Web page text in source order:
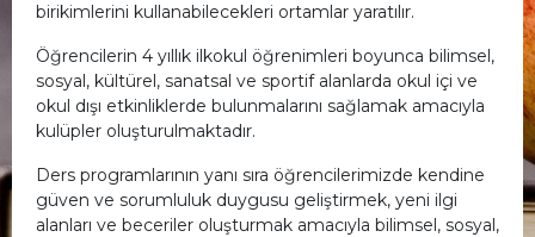
birikimlerini kullanabilecekleri ortamlar yaratılır.
Öğrencilerin 4 yıllık ilkokul öğrenimleri boyunca bilimsel,
sosyal, kültürel, sanatsal ve sportif alanlarda okul içi ve
okul dışı etkinliklerde bulunmalarını sağlamak amacıyla
kulüpler oluşturulmaktadır.
Ders programlarının yanı sıra öğrencilerimizde kendine
güven ve sorumluluk duygusu geliştirmek, yeni ilgi
alanları ve beceriler oluşturmak amacıyla bilimsel, sosyal,